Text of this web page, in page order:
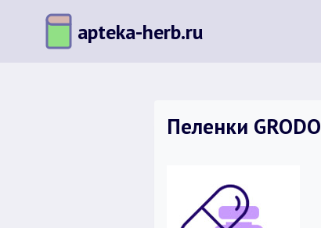
содержимому
apteka-herb.ru
Пеленки